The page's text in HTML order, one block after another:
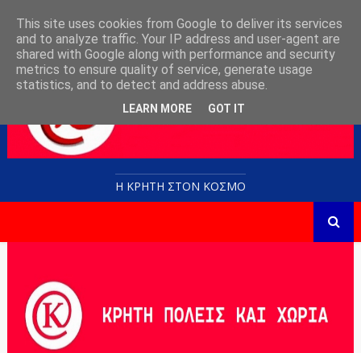
Η ΚΡΗΤΗ ΣΤΟN KOΣΜΟ
This site uses cookies from Google to deliver its services
and to analyze traffic. Your IP address and user-agent are
shared with Google along with performance and security
metrics to ensure quality of service, generate usage
statistics, and to detect and address abuse.
LEARN MORE GOT IT